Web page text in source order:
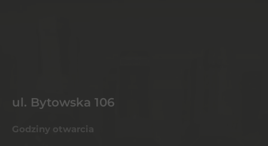
ul. Bytowska 106
Godziny otwarcia